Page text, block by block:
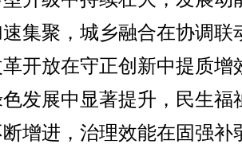
集聚，城乡融合在协调联
开放在守正创新中提质增
发展中显著提升，民生福
增进，治理效能在固强补